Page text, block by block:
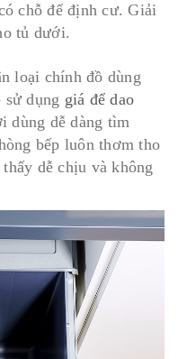
chỗ để định cư. Giải
tủ dưới.
loại chính đồ dùng
sử dụng giá để dao
dùng dễ dàng tìm
bếp luôn thơm tho
dễ chịu và không